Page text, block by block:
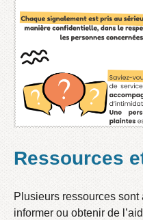
Ressources
Plusieurs ressources
informer ou obtenir de